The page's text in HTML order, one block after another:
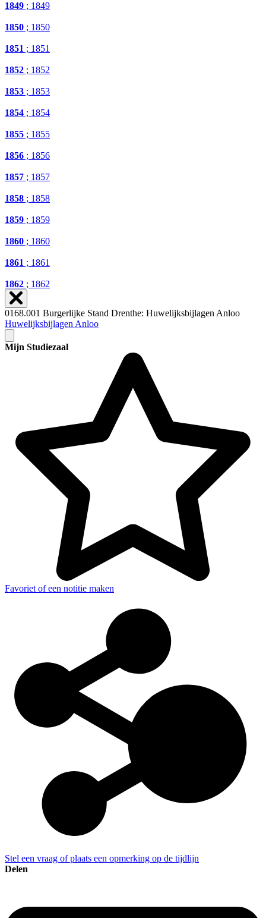
1849 ; 1849
1850 ; 1850
1851 ; 1851
1852 ; 1852
1853 ; 1853
1854 ; 1854
1855 ; 1855
1856 ; 1856
1857 ; 1857
1858 ; 1858
1859 ; 1859
1860 ; 1860
1861 ; 1861
1862 ; 1862
0168.001 Burgerlijke Stand Drenthe: Huwelijksbijlagen Anloo
Huwelijksbijlagen Anloo
Mijn Studiezaal
Favoriet of een notitie maken
Stel een vraag of plaats een opmerking op de tijdlijn
Delen